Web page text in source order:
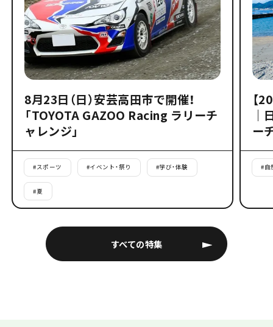
すべての特集
8月23日（日）安芸高田市で開催！
「TOYOTA GAZOO Racing ラリーチ
ャレンジ」
#スポーツ #イベント・祭り #学び・体験
#夏
【
｜
ー
#自